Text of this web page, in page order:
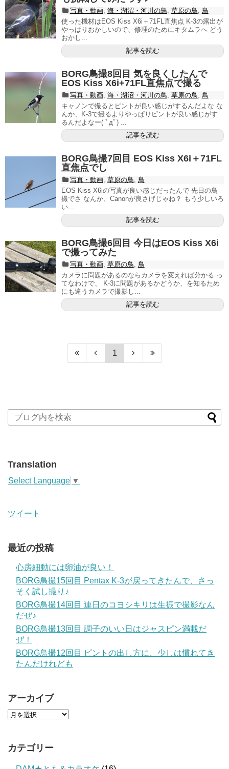
写真・動画, 海・湖沼・河川の鳥 草原の鳥
鳥
使った機材はEOS Kiss X6i＋71FL直焦点 K-3の露出が
やっぱりおかしいので、修理のためにキタムラへ どう
おかし...
記事を読む
BORG鳥撮8回目 気を良くしたんで
EOS Kiss X6i+71FL直焦点で撮る
写真・動画, 海・湖沼・河川の鳥 草原の鳥
鳥
キャノンで撮るとピントが良い感じがするんだよな な
んか、K-3で撮るよりやっぱりピントが良い感じがす
るんだよなー( ﾟдﾟ) ...
記事を読む
BORG鳥撮7回目 EOS Kiss X6i＋71FL
直焦点でし
写真・動画, 草原の鳥
鳥
EOS Kiss X6iの写真が良い感じだったんで 先日の鳥
撮でさ なんか、Canonが良さげじゃね？ もう少しいろ
い...
記事を読む
BORG鳥撮6回目 今日はEOS Kiss X6i
で撮ってみた
写真・動画, 草原の鳥
鳥
カメラに問題があるのならカメラを変えれば分かる っ
てなわけで、 K-3に問題があるかどうか、を知るため
にも違うカメラで撮影し...
記事を読む
1
Translation
Select Language ▼
ツイート
最近の投稿
心房細動には卵油が良い！
BORG鳥撮15回目 Pentax K-3が戻ってきたんで、さっ
そく試し撮り♪
BORG鳥撮14回目 連日のコヨシキリは生振で撮影なん
だぜ♪
BORG鳥撮13回目 調子のいい日はジャスピン満載だ
ぜ！
BORG鳥撮12回目 ピントの出し方に、少しは慣れてき
たんだけれども
アーカイブ
カテゴリー